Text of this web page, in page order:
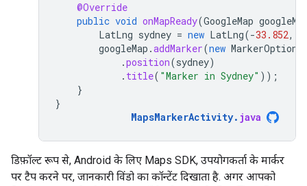
@Override
public void onMapReady(GoogleMap
LatLng sydney = new LatLng(-33.852,
googleMap .addMarker(new MarkerOptions
.position(sydney)
. title( "Marker in Sydney" ));
}
}
MapsMarkerActivity. java
डिफ़ॉल्ट रूप से, Android के लिए Maps SDK, उपयोगकर्ता के मार्कर
पर टैप करने पर, जानकारी विंडो का कॉन्टेंट दिखाता है. अगर आपको